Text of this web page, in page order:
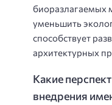
биоразлагаемых
уменьшить
способствует
архитектурных
Какие
внедрения